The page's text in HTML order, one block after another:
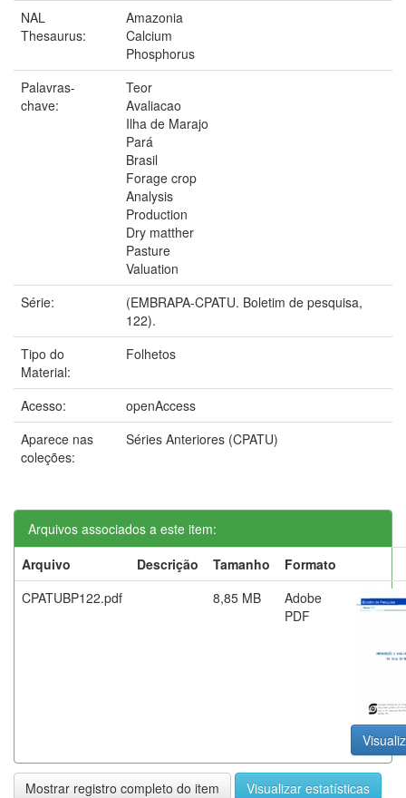
NAL
Thesaurus:
Amazonia
Calcium
Phosphorus
Palavras-
chave:
Teor
Avaliacao
Ilha de Marajo
Pará
Brasil
Forage crop
Analysis
Production
Dry matther
Pasture
Valuation
Série:
(EMBRAPA-CPATU. Boletim de pesquisa,
122).
Tipo do
Material:
Folhetos
Acesso:
openAccess
Aparece nas
coleções:
Séries Anteriores (CPATU)
Arquivos associados a este item:
Arquivo
Descrição Tamanho
Formato
CPATUBP122.pdf
8,85 MB
Adobe
PDF
Mostrar registro completo do item Visualizar estatísticas